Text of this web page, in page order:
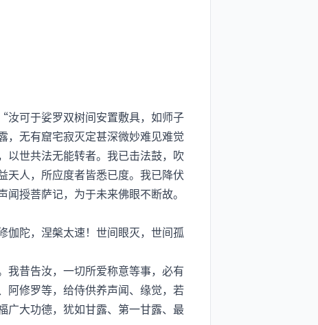
可于娑罗双树间安置敷具，如师子
，无有窟宅寂灭定甚深微妙难见难觉
以世共法无能转者。我已击法鼓，吹
天人，所应度者皆悉已度。我已降伏
授菩萨记，为于未来佛眼不断故。
陀，涅槃太速！世间眼灭，世间孤
昔告汝，一切所爱称意等事，必有
阿修罗等，给侍供养声闻、缘觉，若
广大功德，犹如甘露、第一甘露、最